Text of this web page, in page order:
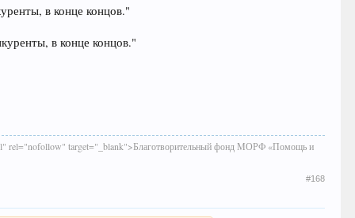
в конце концов."
в конце концов."
rel="nofollow" target="_blank">Благотворительный фонд МОРФ «Помощь и
#168